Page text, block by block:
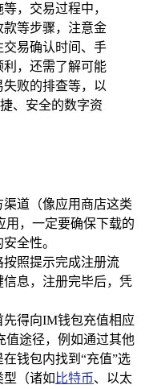
，交易过程中，
等步骤，注意金
易确认时间、手
，还需了解可能
败的排查等，以
、安全的数字资
渠道（像应用商店这类
用，一定要确保下载的
全性。
按照提示完成注册流
息，注册完毕后，凭
先得向IM钱包充值相应
值途径，例如通过其他
钱包内找到“充值”选
（诸如 比特币、以太